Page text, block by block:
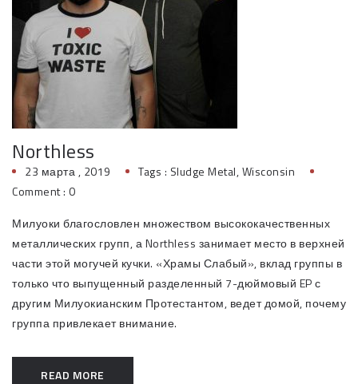
Northless
23 марта , 2019 Tags : Sludge Metal,Wisconsin
Comment : 0
Милуоки благословлен множеством высококачественных
металлических групп, а Northless занимает место в верхней
части этой могучей кучки. «Храмы Слабый», вклад группы в
только что выпущенный разделенный 7-дюймовый EP с
другим Милуокианским Протестантом, ведет домой, почему
группа привлекает внимание.
READ MORE